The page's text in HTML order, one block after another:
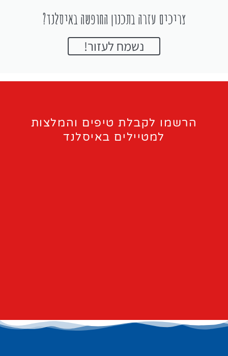
צריכים עזרה בתכנון החופשה באיסלנד?
נשמח לעזור!
הרשמו לקבלת טיפים והמלצות
למטיילים באיסלנד